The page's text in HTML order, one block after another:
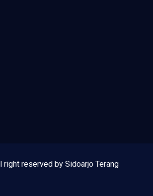
reserved by Sidoarjo Terang